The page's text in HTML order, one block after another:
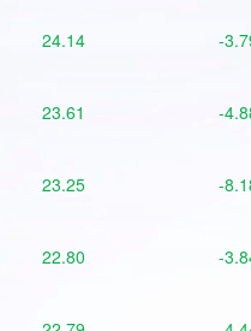
24.14 -
23.61 -
23.25 -
22.80 -